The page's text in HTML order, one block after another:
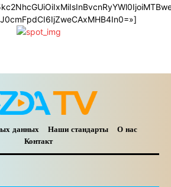
данных Наши стандарты
О нас
Контакт